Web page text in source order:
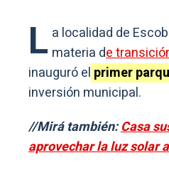
L a localidad de
materia de
inauguró el primer
inversión municipal.
//Mirá también:Casa
aprovechar la luz solar